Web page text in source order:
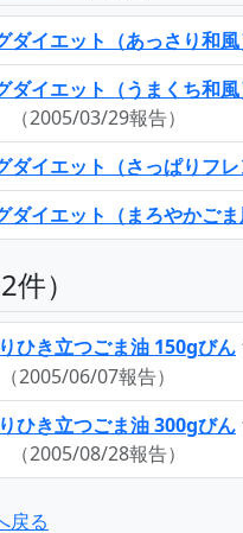
ダイエット（あっさり和
ダイエット（うまくち和
（2005/03/29報告）
ダイエット（さっぱりフ
ダイエット（まろやかご
件）
ひき立つごま油 150gびん
（2005/06/07報告）
ひき立つごま油 300gびん
（2005/08/28報告）
戻る